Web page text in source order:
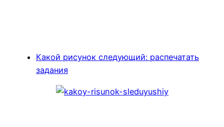
Какой рисунок следующий: распечатать
задания